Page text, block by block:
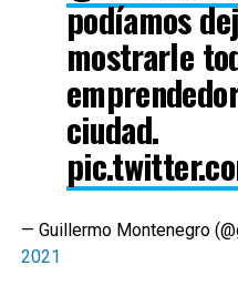
podíamos
mostrarle
ciudad.
— Guillermo Montenegro
2021